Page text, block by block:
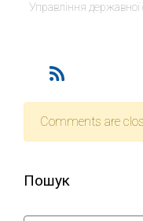
Управління
Comments are
Пошук